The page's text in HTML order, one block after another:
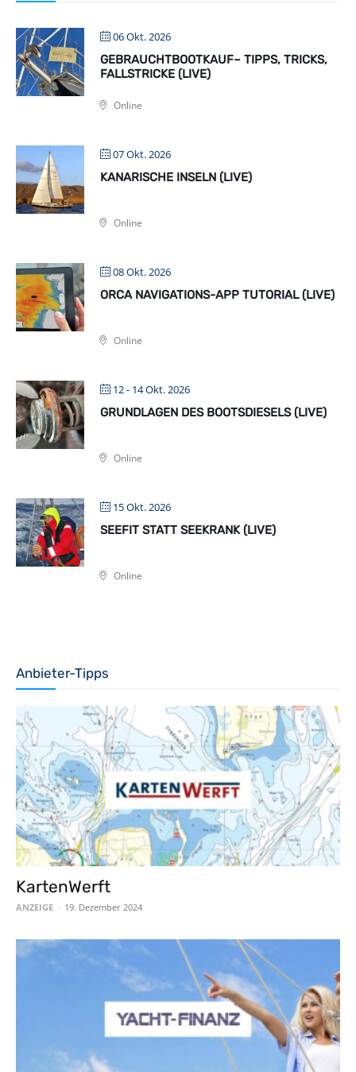
06 Okt. 2026
GEBRAUCHTBOOTKAUF– TIPPS, TRICKS,
FALLSTRICKE (LIVE)
Online
07 Okt. 2026
KANARISCHE INSELN (LIVE)
Online
08 Okt. 2026
ORCA NAVIGATIONS-APP TUTORIAL (LIVE)
Online
12 - 14 Okt. 2026
GRUNDLAGEN DES BOOTSDIESELS (LIVE)
Online
15 Okt. 2026
SEEFIT STATT SEEKRANK (LIVE)
Online
Anbieter-Tipps
KartenWerft
ANZEIGE - 19. Dezember 2024